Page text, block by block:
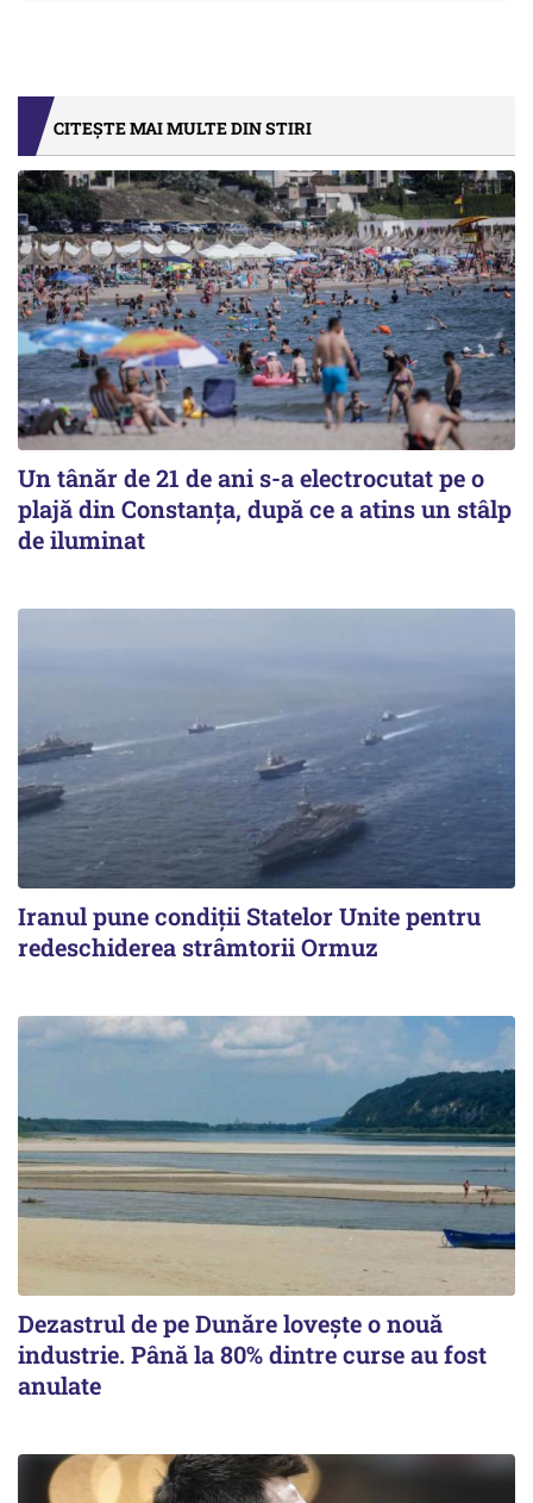
CITEȘTE MAI MULTE DIN STIRI
Un tânăr de 21 de ani s-a electrocutat pe o
plajă din Constanța, după ce a atins un stâlp
de iluminat
Iranul pune condiții Statelor Unite pentru
redeschiderea strâmtorii Ormuz
Dezastrul de pe Dunăre lovește o nouă
industrie. Până la 80% dintre curse au fost
anulate